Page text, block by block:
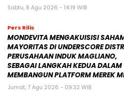
Sabtu, 8 Agu 2026 - 14:19 WIB
Pers Rilis
MONDEVITA MENGAKUISISI
MAYORITAS DI UNDERSCORE
PERUSAHAAN INDUK MAGLIANO,
SEBAGAI LANGKAH KEDUA DALAM
MEMBANGUN PLATFORM MEREK
Jumat, 7 Agu 2026 - 09:32 WIB